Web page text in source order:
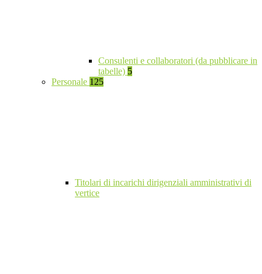
Consulenti e collaboratori (da pubblicare in
tabelle) 5
Personale 125
Titolari di incarichi dirigenziali amministrativi di
vertice